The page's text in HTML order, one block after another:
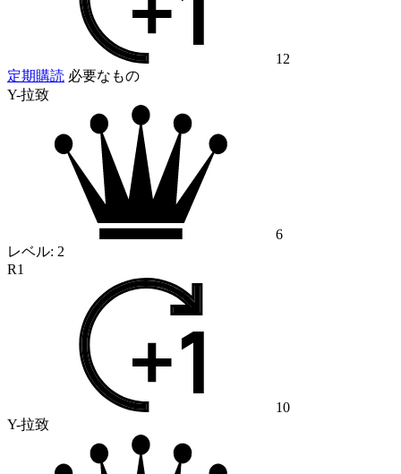
12
定期購読 必要なもの
Y-拉致
6
レベル: 2
R1
10
Y-拉致